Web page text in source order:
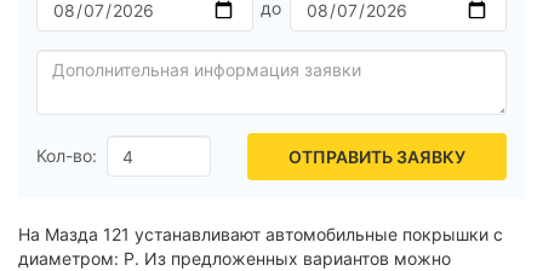
Кол-во: ОТПРАВИТЬ ЗАЯВКУ
Continental
Triangle
Hankook
Sailun
Goodyear
Все бренды
На Мазда 121 устанавливают автомобильные покрышки с
диаметром: Р. Из предложенных вариантов можно